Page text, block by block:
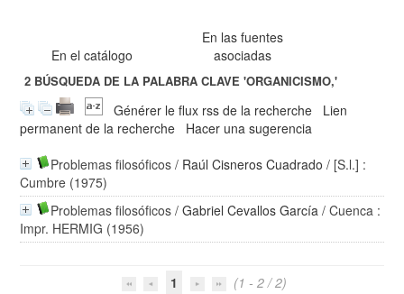
En el catálogo
En las fuentes
asociadas
2 BÚSQUEDA DE LA PALABRA CLAVE'ORGANICISMO,'
Générer le flux rss de la recherche
Lien
permanent de la recherche
Hacer una sugerencia
Problemas filosóficos / Raúl Cisneros Cuadrado / [S.l.] :
Cumbre (1975)
Problemas filosóficos /Gabriel Cevallos García / Cuenca :
Impr. HERMIG (1956)
1 (1 - 2 / 2)